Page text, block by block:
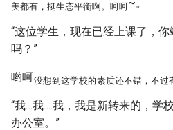
美都有，挺生态平衡啊。呵呵~。
“这位学生，现在已经上课了，
吗？”
哟呵没想到这学校的素质还不错，不过
“我…我….我，我是新转来的，学
办公室。”